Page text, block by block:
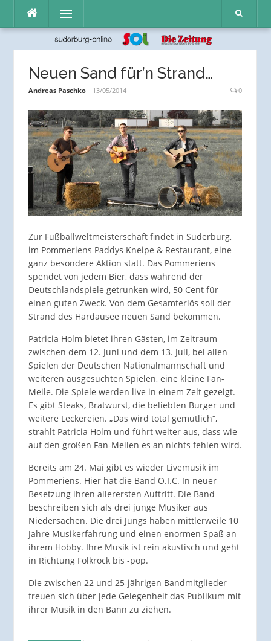
Inhalt
Menü
Neuen Sand für’n Strand…
Andreas Paschko 13/05/2014 0
Zur Fußballweltmeisterschaft findet in Suderburg,
im Pommeriens Paddys Kneipe & Restaurant, eine
ganz besondere Aktion statt. Das Pommeriens
spendet von jedem Bier, dass während der
Deutschlandspiele getrunken wird, 50 Cent für
einen guten Zweck. Von dem Gesamterlös soll der
Strand des Hardausee neuen Sand bekommen.
Patricia Holm bietet ihren Gästen, im Zeitraum
zwischen dem 12. Juni und dem 13. Juli, bei allen
Spielen der Deutschen Nationalmannschaft und
weiteren ausgesuchten Spielen, eine kleine Fan-
Meile. Die Spiele werden live in einem Zelt gezeigt.
Es gibt Steaks, Bratwurst, die beliebten Burger und
weitere Leckereien. „Das wird total gemütlich“,
strahlt Patricia Holm und führt weiter aus, dass wie
auf den großen Fan-Meilen es an nichts fehlen wird.
Bereits am 24. Mai gibt es wieder Livemusik im
Pommeriens. Hier hat die Band O.I.C. In neuer
Besetzung ihren allerersten Auftritt. Die Band
beschreiben sich als drei junge Musiker aus
Niedersachen. Die drei Jungs haben mittlerweile 10
Jahre Musikerfahrung und einen enormen Spaß an
ihrem Hobby. Ihre Musik ist rein akustisch und geht
in Richtung Folkrock bis -pop.
Die zwischen 22 und 25-jährigen Bandmitglieder
freuen sich über jede Gelegenheit das Publikum mit
ihrer Musik in den Bann zu ziehen.